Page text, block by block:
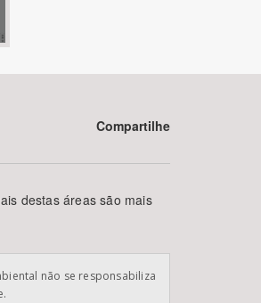
BUSCAR
Compartilhe
destas áreas são mais
não se responsabiliza